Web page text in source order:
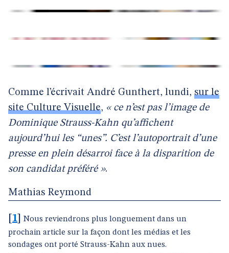
Comme l’écrivait André Gunthert, lundi, sur le
site Culture Visuelle, « ce n’est pas l’image de
Dominique Strauss-Kahn qu’affichent
aujourd’hui les “unes”. C’est l’autoportrait d’une
presse en plein désarroi face à la disparition de
son candidat préféré ».
Mathias Reymond
1
Nous reviendrons plus longuement dans un
prochain article sur la façon dont les médias et les
sondages ont porté Strauss-Kahn aux nues.